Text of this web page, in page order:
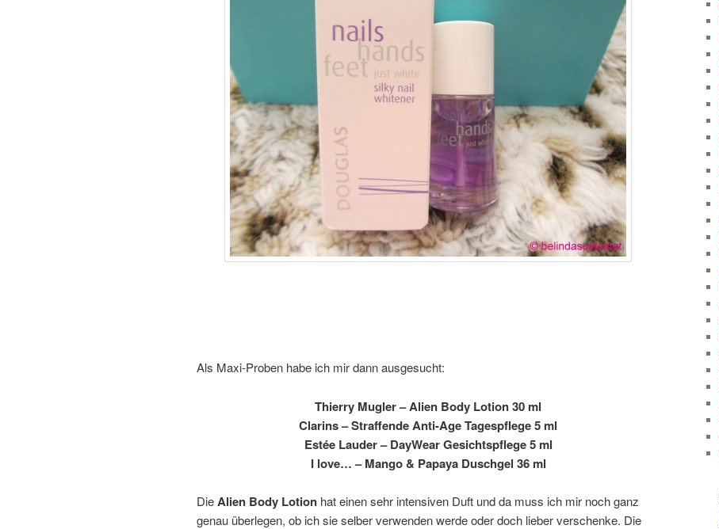
Als Maxi-Proben habe ich mir dann ausgesucht:
Thierry Mugler – Alien Body Lotion 30 ml
Clarins – Straffende Anti-Age Tagespflege 5 ml
Estée Lauder – DayWear Gesichtspflege 5 ml
I love… – Mango & Papaya Duschgel 36 ml
DieAlien Body Lotion hat einen sehr intensiven Duft und da muss ich mir noch ganz
genau überlegen, ob ich sie selber verwenden werde oder doch lieber verschenke. Die